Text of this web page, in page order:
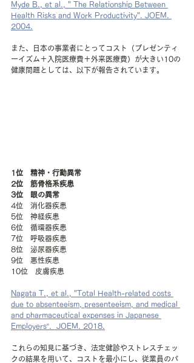
Myde B., et al., " The Relationship Between
Health Risks and Work Productivity". JOEM.
2004.
また、日本の事業者にとってコスト（プレゼンティ
ーイズム＋入院医療費＋外来医療費）が大きい10の
健康問題としては、以下が報告されています。
1位　精神・行動異常
2位　筋骨格系疾患
3位　眼の異常
4位　消化器疾患
5位　神経疾患
6位　循環器疾患
7位　呼吸器疾患
8位　泌尿器疾患
9位　悪性疾患
10位　皮膚疾患
Nagata T., et al., "Total Health-related costs
due to absenteeism, presenteeism, and medical
and pharmaceutical expenses in Japanese
Employers“.  JOEM. 2018.
これらの知見に基づき、法定健診やストレスチェッ
クの結果を用いて、コストを最小にし、従業員のパ